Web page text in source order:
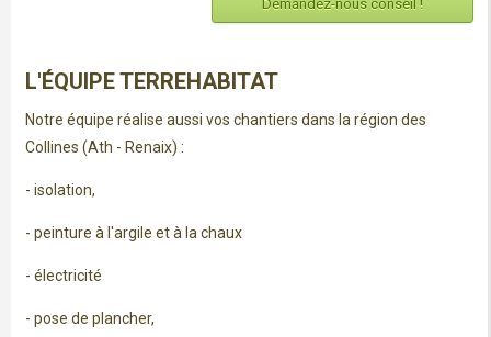
Demandez-nous conseil !
L'ÉQUIPE TERREHABITAT
Notre équipe réalise aussi vos chantiers dans la région des
Collines (Ath - Renaix) :
- isolation,
- peinture à l'argile et à la chaux
- électricité
- pose de plancher,